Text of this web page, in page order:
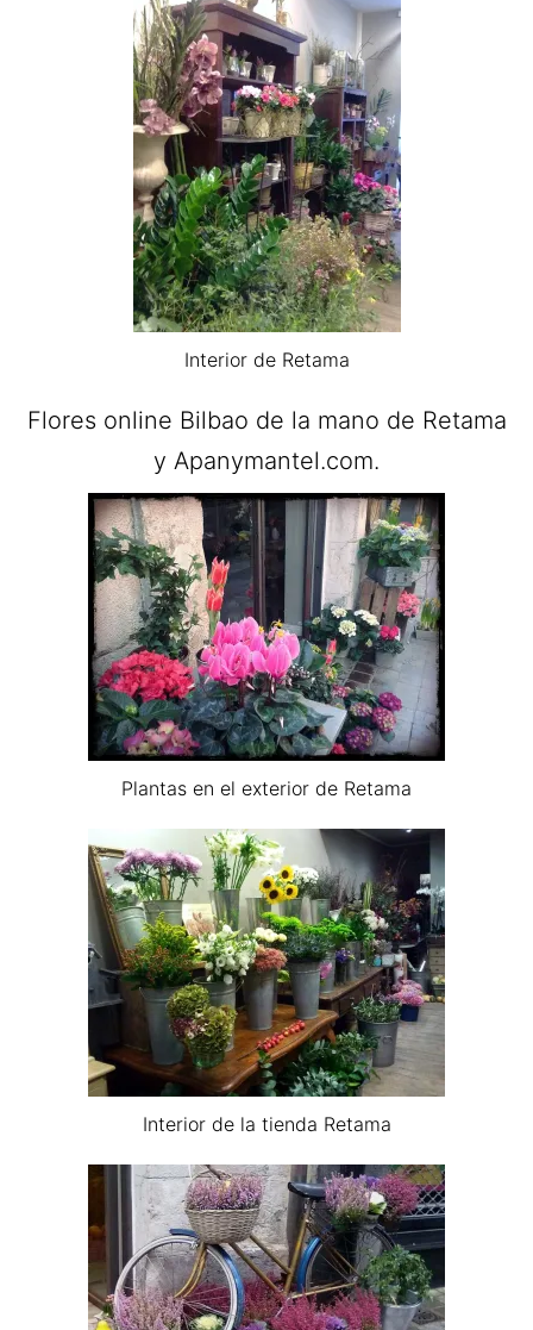
Interior de Retama
Flores online Bilbao de la mano de Retama
y Apanymantel.com.
Plantas en el exterior de Retama
Interior de la tienda Retama